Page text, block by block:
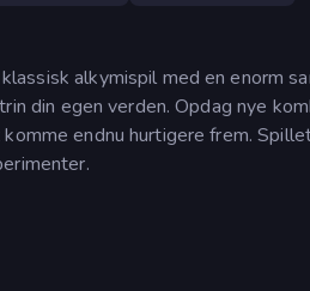
alkymispil med en enorm
din egen verden. Opdag nye
endnu hurtigere frem.